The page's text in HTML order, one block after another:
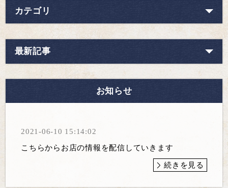
カテゴリ
最新記事
お知らせ
2021-06-10 15:14:02
こちらからお店の情報を配信していきます
続きを見る